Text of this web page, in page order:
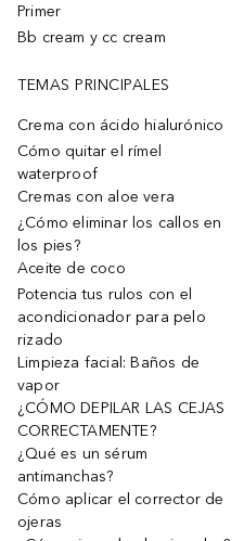
Primer
Bb cream y cc cream
TEMAS PRINCIPALES
Crema con ácido hialurónico
Cómo quitar el rímel
waterproof
Cremas con aloe vera
¿Cómo eliminar los callos en
los pies?
Aceite de coco
Potencia tus rulos con el
acondicionador para pelo
rizado
Limpieza facial: Baños de
vapor
¿CÓMO DEPILAR LAS CEJAS
CORRECTAMENTE?
¿Qué es un sérum
antimanchas?
Cómo aplicar el corrector de
ojeras